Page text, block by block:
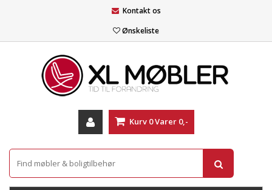
Kontakt os
Ønskeliste
Kurv 0Varer 0,-